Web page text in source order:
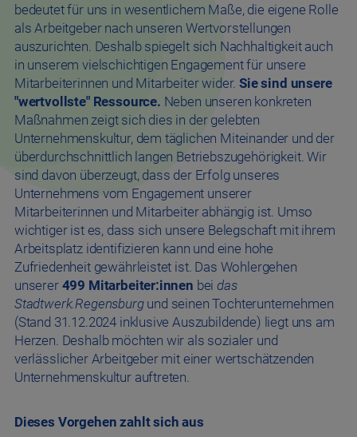
bedeutet für uns in wesentlichem Maße, die eigene Rolle
als Arbeitgeber nach unseren Wertvorstellungen
auszurichten. Deshalb spiegelt sich Nachhaltigkeit auch
in unserem vielschichtigen Engagement für unsere
Mitarbeiterinnen und Mitarbeiter wider.Sie sind unsere
"wertvollste" Ressource. Neben unseren konkreten
Maßnahmen zeigt sich dies in der gelebten
Unternehmenskultur, dem täglichen Miteinander und der
überdurchschnittlich langen Betriebszugehörigkeit. Wir
sind davon überzeugt, dass der Erfolg unseres
Unternehmens vom Engagement unserer
Mitarbeiterinnen und Mitarbeiter abhängig ist. Umso
wichtiger ist es, dass sich unsere Belegschaft mit ihrem
Arbeitsplatz identifizieren kann und eine hohe
Zufriedenheit gewährleistet ist. Das Wohlergehen
unserer 499 Mitarbeiter:innen beidas
Stadtwerk.Regensburgund seinen Tochterunternehmen
(Stand 31.12.2024 inklusive Auszubildende) liegt uns am
Herzen. Deshalb möchten wir als sozialer und
verlässlicher Arbeitgeber mit einer wertschätzenden
Unternehmenskultur auftreten.
Dieses Vorgehen zahlt sich aus